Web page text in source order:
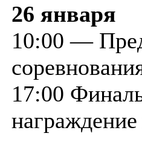
26 января
10:00 —
17:00